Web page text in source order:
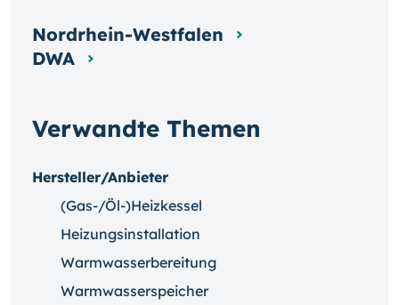
Verwandte Themen
Hersteller/Anbieter
(Gas-/Öl-)Heizkessel
Heizungsinstallation
Warmwasserbereitung
Warmwasserspeicher
Nordrhein-Westfalen
DWA